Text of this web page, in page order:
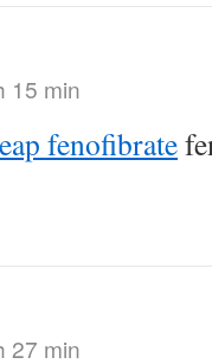
15 min
fenofibrate
27 min